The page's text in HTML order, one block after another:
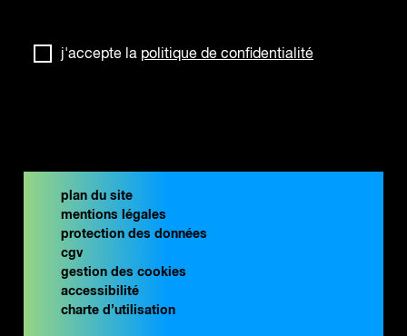
j'accepte la politique de confidentialité
plan du site
mentions légales
protection des données
cgv
gestion des cookies
accessibilité
charte d’utilisation